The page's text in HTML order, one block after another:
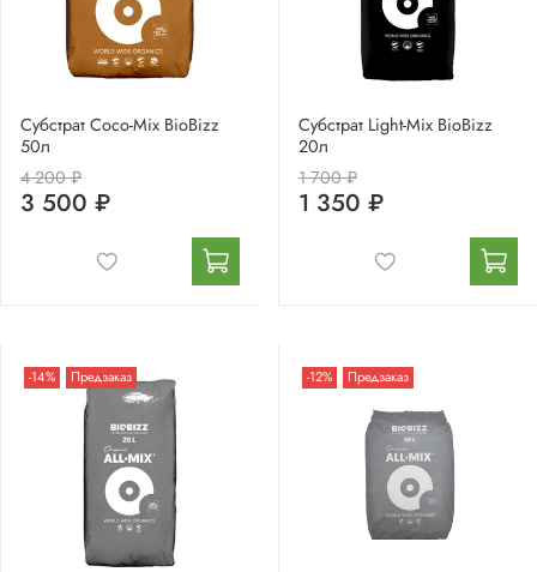
Субстрат Coco-Mix BioBizz
50л
4 200 ₽
3 500 ₽
Субстрат Light-Mix BioBizz
20л
1 700 ₽
1 350 ₽
-14% Предзаказ -12% Предзаказ